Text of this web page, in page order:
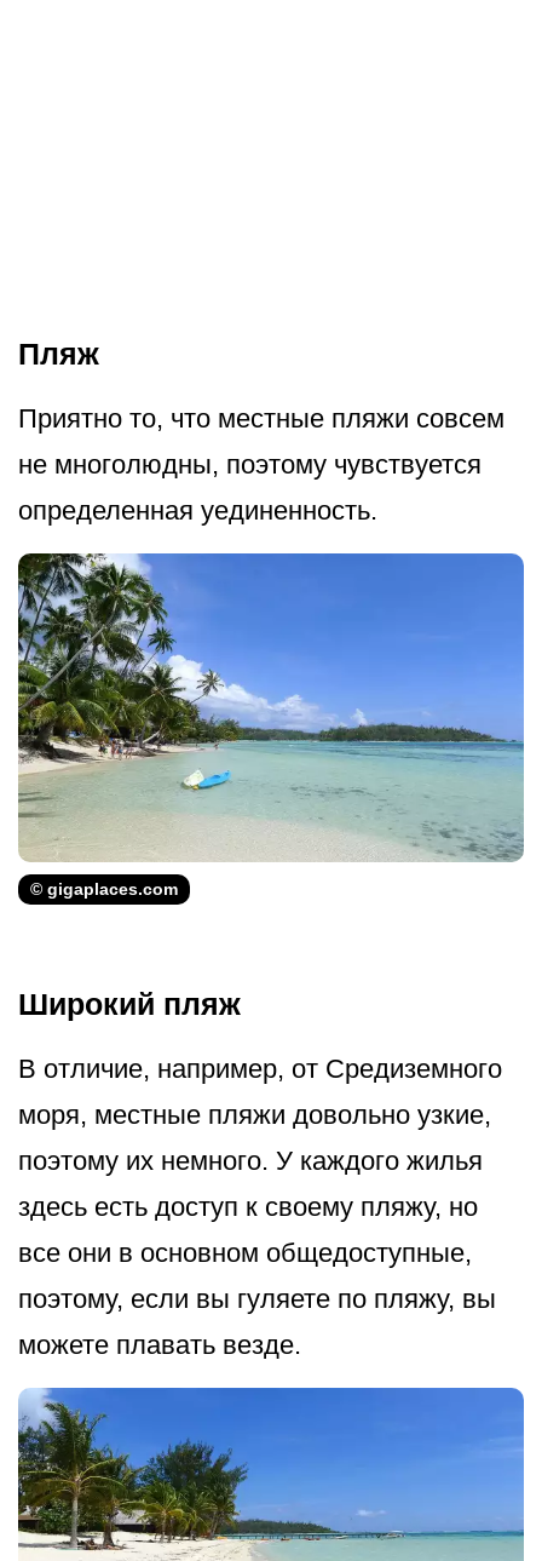
Пляж
Приятно то, что местные пляжи совсем
не многолюдны, поэтому чувствуется
определенная уединенность.
© gigaplaces.com
Широкий пляж
В отличие, например, от Средиземного
моря, местные пляжи довольно узкие,
поэтому их немного. У каждого жилья
здесь есть доступ к своему пляжу, но
все они в основном общедоступные,
поэтому, если вы гуляете по пляжу, вы
можете плавать везде.